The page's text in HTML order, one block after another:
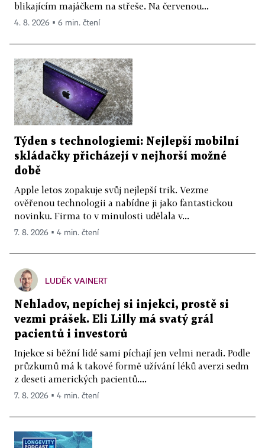
blikajícím majáčkem na střeše. Na červenou...
4. 8. 2026 ▪ 6 min. čtení
Týden s technologiemi: Nejlepší mobilní
skládačky přicházejí v nejhorší možné
době
Apple letos zopakuje svůj nejlepší trik. Vezme
ověřenou technologii a nabídne ji jako fantastickou
novinku. Firma to v minulosti udělala v...
7. 8. 2026 ▪ 4 min. čtení
LUDĚK VAINERT
Nehladov, nepíchej si injekci, prostě si
vezmi prášek. Eli Lilly má svatý grál
pacientů i investorů
Injekce si běžní lidé sami píchají jen velmi neradi. Podle
průzkumů má k takové formě užívání léků averzi sedm
z deseti amerických pacientů....
7. 8. 2026 ▪ 4 min. čtení